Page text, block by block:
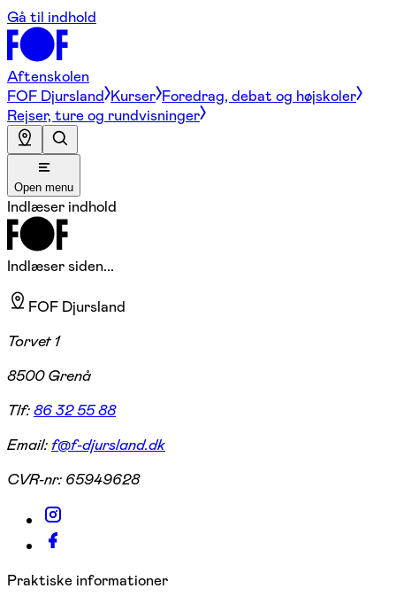
Gå til indhold
Aftenskolen
FOF Djursland Kurser Foredrag, debat og højskoler
Rejser, ture og rundvisninger
Open menu
Indlæser indhold
Indlæser siden...
FOF Djursland
Torvet 1
8500 Grenå
Tlf:86 32 55 88
Email:f@f-djursland.dk
CVR-nr: 65949628
Praktiske informationer